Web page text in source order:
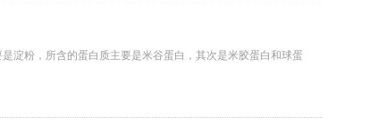
淀粉，所含的蛋白质主要是米谷蛋白，其次是米胶蛋白和球蛋